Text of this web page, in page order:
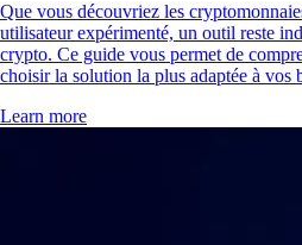
Que vous découvriez les
utilisateur expérimenté, un outil reste
crypto. Ce guide vous permet de
choisir la solution la plus adaptée à vos
Learn more